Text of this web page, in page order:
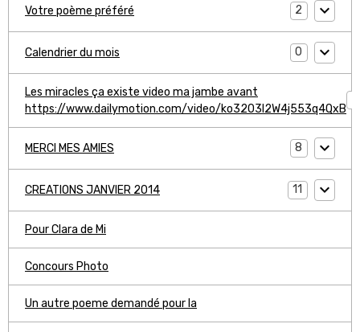
Votre poème préféré 2
Calendrier du mois 0
Les miracles ça existe video ma jambe avant
https://www.dailymotion.com/video/ko3203l2W4j553q4QxB
MERCI MES AMIES 8
CREATIONS JANVIER 2014 11
Pour Clara de Mi
Concours Photo
Un autre poeme demandé pour la